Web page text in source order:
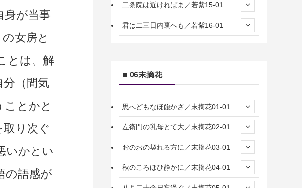
身が当事
女房と
とは、解
（間気
とかと
り次ぐ
いかとい
の語感が
二条院は近ければま／若紫15-01
君は二三日内裏へも／若紫16-01
■ 06末摘花
思へどもなほ飽かざ／末摘花01-01
左衛門の乳母とて大／末摘花02-01
おのおの契れる方に／末摘花03-01
秋のころほひ静かに／末摘花04-01